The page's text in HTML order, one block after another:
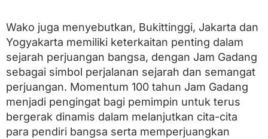
Wako juga menyebutkan, Bukittinggi, Jakarta dan
Yogyakarta memiliki keterkaitan penting dalam
sejarah perjuangan bangsa, dengan Jam Gadang
sebagai simbol perjalanan sejarah dan semangat
perjuangan. Momentum 100 tahun Jam Gadang
menjadi pengingat bagi pemimpin untuk terus
bergerak dinamis dalam melanjutkan cita-cita
para pendiri bangsa serta memperjuangkan